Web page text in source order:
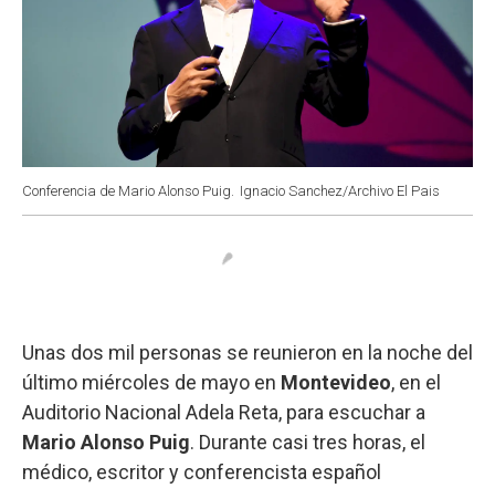
Conferencia de Mario Alonso Puig. Ignacio Sanchez/Archivo El Pais
Unas dos mil personas se reunieron en la noche del
último miércoles de mayo en Montevideo, en el
Auditorio Nacional Adela Reta, para escuchar a
Mario Alonso Puig. Durante casi tres horas, el
médico, escritor y conferencista español